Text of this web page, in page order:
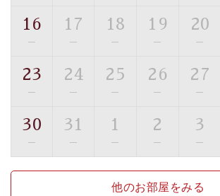
■貸切温泉風呂 （40分2000円）
む貸切温泉風呂です。ゆったりといや
トな空間をお愉しみください。
【旅】
豊富な知識を持ったドライバー兼ガイ
案内します。事前ご予約制ですので、
16
—
17
—
18
—
19
—
20
—
23
—
24
—
25
—
26
—
27
—
30
—
31
—
1
—
2
—
3
—
他のお部屋をみる